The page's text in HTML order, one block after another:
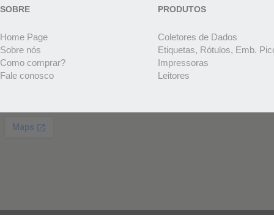
SOBRE
Home Page
Sobre nós
Como comprar?
Fale conosco
PRODUTOS
Coletores de Dados
Etiquetas, Rótulos, Emb.
Impressoras
Leitores